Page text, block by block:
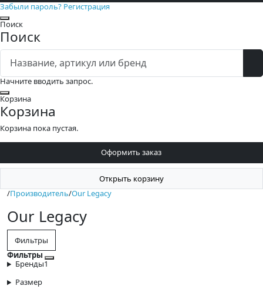
Забыли пароль? Регистрация
Закрыть
Поиск
Поиск
Начните вводить запрос.
Закрыть
Корзина
Корзина
Корзина пока пустая.
Оформить заказ
Открыть корзину
/Производитель/Our Legacy
Our Legacy
Фильтры
Фильтры
Закрыть фильтры
Бренды1
Размер